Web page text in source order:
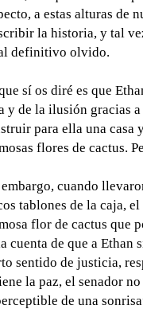
a estas alturas de
la historia, y tal
definitivo olvido.
sí os diré es que
y de la ilusión gracias
para ella una casa
flores de cactus.
cuando
tablones de la caja,
flor de cactus que
cuenta de que a Ethan
sentido de justicia,
la paz, el senador
de una